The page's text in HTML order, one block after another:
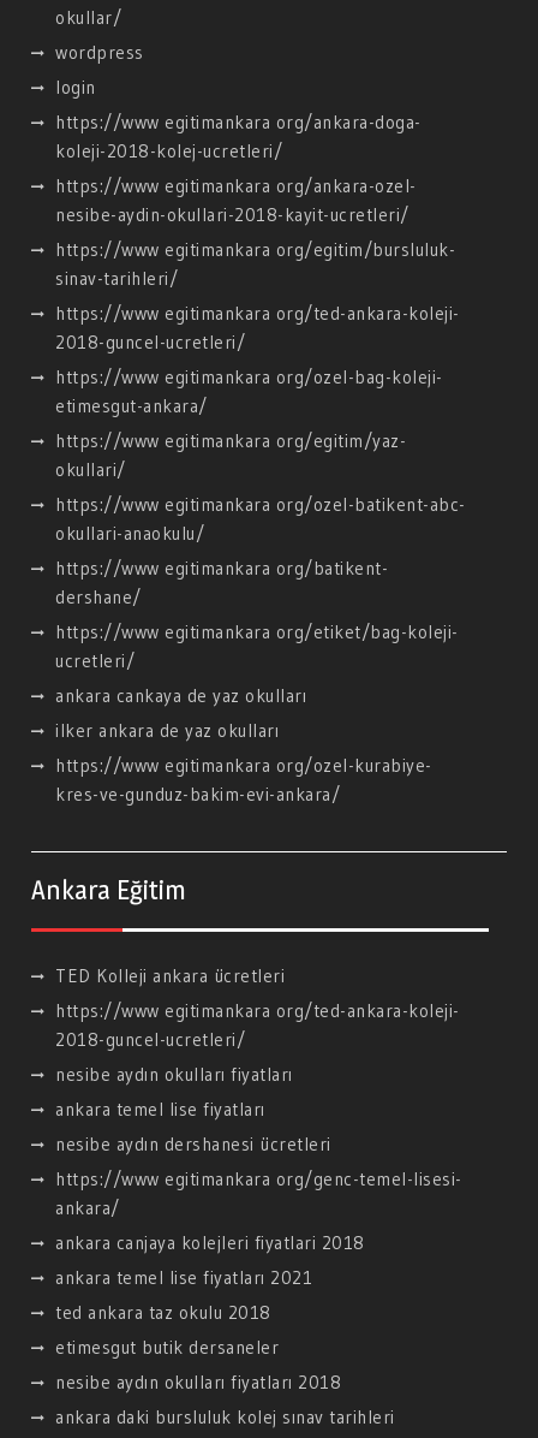
okullar/
wordpress
login
https://www egitimankara org/ankara-doga-
koleji-2018-kolej-ucretleri/
https://www egitimankara org/ankara-ozel-
nesibe-aydin-okullari-2018-kayit-ucretleri/
https://www egitimankara org/egitim/bursluluk-
sinav-tarihleri/
https://www egitimankara org/ted-ankara-koleji-
2018-guncel-ucretleri/
https://www egitimankara org/ozel-bag-koleji-
etimesgut-ankara/
https://www egitimankara org/egitim/yaz-
okullari/
https://www egitimankara org/ozel-batikent-abc-
okullari-anaokulu/
https://www egitimankara org/batikent-
dershane/
https://www egitimankara org/etiket/bag-koleji-
ucretleri/
ankara cankaya de yaz okulları
ilker ankara de yaz okulları
https://www egitimankara org/ozel-kurabiye-
kres-ve-gunduz-bakim-evi-ankara/
Ankara Eğitim
TED Kolleji ankara ücretleri
https://www egitimankara org/ted-ankara-koleji-
2018-guncel-ucretleri/
nesibe aydın okulları fiyatları
ankara temel lise fiyatları
nesibe aydın dershanesi ücretleri
https://www egitimankara org/genc-temel-lisesi-
ankara/
ankara canjaya kolejleri fiyatlari 2018
ankara temel lise fiyatları 2021
ted ankara taz okulu 2018
etimesgut butik dersaneler
nesibe aydın okulları fiyatları 2018
ankara daki bursluluk kolej sınav tarihleri